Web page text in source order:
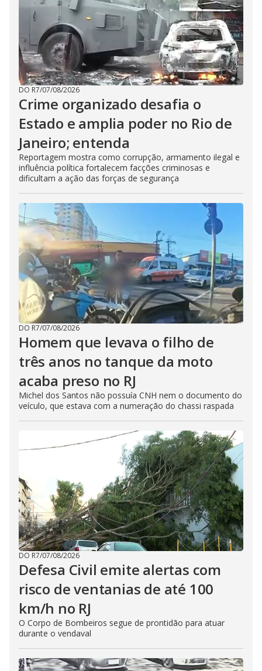
DO R7/07/08/2026
Crime organizado desafia o
Estado e amplia poder no Rio de
Janeiro; entenda
Reportagem mostra como corrupção, armamento ilegal e
influência política fortalecem facções criminosas e
dificultam a ação das forças de segurança
DO R7/07/08/2026
Homem que levava o filho de
três anos no tanque da moto
acaba preso no RJ
Michel dos Santos não possuía CNH nem o documento do
veículo, que estava com a numeração do chassi raspada
DO R7/07/08/2026
Defesa Civil emite alertas com
risco de ventanias de até 100
km/h no RJ
O Corpo de Bombeiros segue de prontidão para atuar
durante o vendaval